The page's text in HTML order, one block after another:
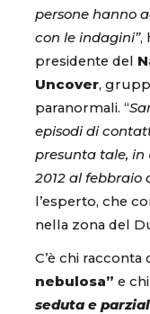
persone hanno
con le indagini”,
presidente del
Uncover,
paranormali. “
episodi di
presunta tale, in
2012 al febbraio
l’esperto, che
nella zona del
C’è chi racconta
nebulosa” e
seduta e